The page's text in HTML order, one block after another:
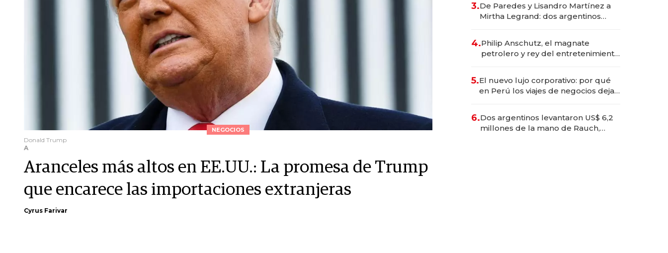
NEGOCIOS
Donald Trump
A
Aranceles más altos en EE.UU.: La promesa de Trump
que encarece las importaciones extranjeras
Cyrus Farivar
marcas "fast premium"
3.De Paredes y Lisandro Martínez a
Mirtha Legrand: dos argentinos
4.Philip Anschutz, el magnate
petrolero y rey del entretenimiento
5.El nuevo lujo corporativo: por qué
en Perú los viajes de negocios dejan
en experiencias transformadoras
6.Dos argentinos levantaron US$ 6,2
millones de la mano de Rauch,